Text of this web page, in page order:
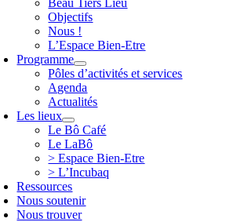
Beau Tiers Lieu
Objectifs
Nous !
L’Espace Bien-Etre
Programme
Pôles d’activités et services
Agenda
Actualités
Les lieux
Le Bô Café
Le LaBô
> Espace Bien-Etre
> L’Incubaq
Ressources
Nous soutenir
Nous trouver